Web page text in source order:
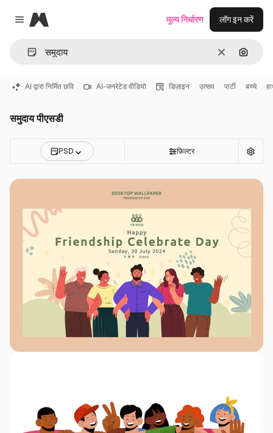
Close menu
Magnific
साफ़ इमेज से
मूल्य निर्धारण लॉग इन करें
AI द्वारा निर्मित छवि AI-जनरेटेड वीडियो डिज़ाइन उत्सव पार्टी बच्चे
समुदाय पीएसडी
PSD फ़िल्टर